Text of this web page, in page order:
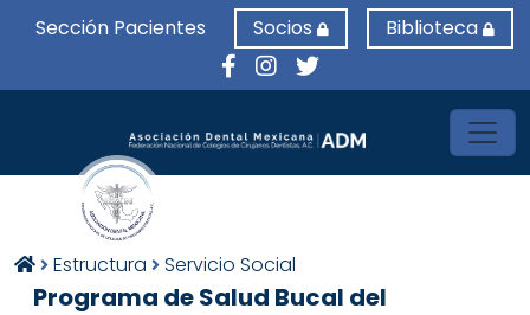
Sección Pacientes Socios Biblioteca
Estructura Servicio Social
Programa de Salud Bucal del